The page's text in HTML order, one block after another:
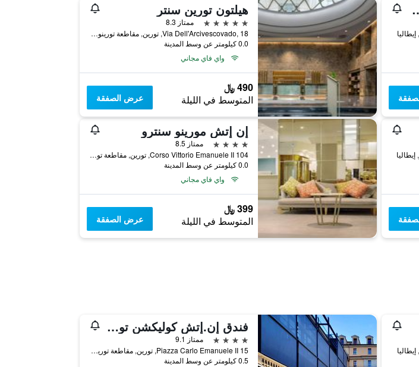
هوتلز آند ريزورتس هيلتون تورين سنتر
5 نجوم
ممتاز 8.3
Via Dell'Arcivescovado, 18, تورين, مقاطعة تورينو, إيطاليا
0.0 كيلومتر عن وسط المدينة
واي فاي مجاني
490 ﷼
المتوسط في الليلة عرض الصفقة
إن إتش مورينو سنترو
4 نجوم
ممتاز 8.5
Corso Vittorio Emanuele II 104, تورين, مقاطعة تورينو, إيطاليا
0.0 كيلومتر عن وسط المدينة
واي فاي مجاني
399 ﷼
المتوسط في الليلة عرض الصفقة
فندق إن.إتش كوليكشن تورينو بياتزا كارلينا
4 نجوم
ممتاز 9.1
15 Piazza Carlo Emanuele II, تورين, مقاطعة تورينو, إيطاليا
0.5 كيلومتر عن وسط المدينة